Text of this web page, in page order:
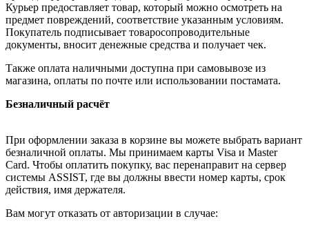
Курьер предоставляет товар, который можно осмотреть на
предмет повреждений, соответствие указанным условиям.
Покупатель подписывает товаросопроводительные
документы, вносит денежные средства и получает чек.
Также оплата наличными доступна при самовывозе из
магазина, оплаты по почте или использовании постамата.
Безналичный расчёт
При оформлении заказа в корзине вы можете выбрать вариант
безналичной оплаты. Мы принимаем карты Visa и Master
Card. Чтобы оплатить покупку, вас перенаправит на сервер
системы ASSIST, где вы должны ввести номер карты, срок
действия, имя держателя.
Вам могут отказать от авторизации в случае: